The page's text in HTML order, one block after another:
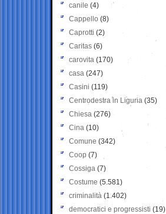
canile (4)
Cappello (8)
Caprotti (2)
Caritas (6)
carovita (170)
casa (247)
Casini (119)
Centrodestra in Liguria (35)
Chiesa (276)
Cina (10)
Comune (342)
Coop (7)
Cossiga (7)
Costume (5.581)
criminalità (1.402)
democratici e progressisti (19)